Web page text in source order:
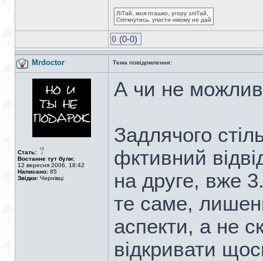
ЛіТай, моя пташко, угору зліТай,
Спіткнутись, упасти нікому не дай
0 (0-0)
Mrdoctor Тема повідомлення:
Стать:
Востаннє тут були:
12 вересня 2006, 18:42
Написано: 85
Звідки: Чернівці
А чи не
Задлячого
фктивний
на друге, вже
те саме,
аспекти, а не
відкривати